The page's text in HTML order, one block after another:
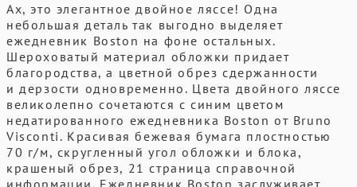
Ах, это элегантное двойное ляссе! Одна
небольшая деталь так выгодно выделяет
ежедневник Boston на фоне остальных.
Шероховатый материал обложки придает
благородства, а цветной обрез сдержанности
и дерзости одновременно. Цвета двойного ляссе
великолепно сочетаются с синим цветом
недатированного ежедневника Boston от Bruno
Visconti. Красивая бежевая бумага плостностью
70 г/м, скругленный угол обложки и блока,
крашеный обрез, 21 страница справочной
информации. Ежедневник Boston заслуживает